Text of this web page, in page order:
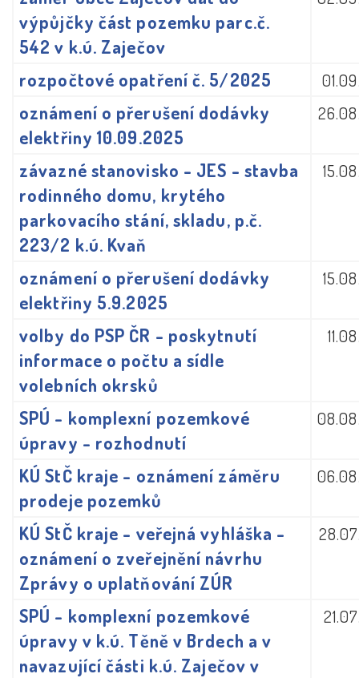
výpůjčky část pozemku parc.č.
542 v k.ú. Zaječov
rozpočtové opatření č. 5/2025
oznámení o přerušení dodávky
elektřiny 10.09.2025
závazné stanovisko - JES - stavba
rodinného domu, krytého
parkovacího stání, skladu, p.č.
223/2 k.ú. Kvaň
oznámení o přerušení dodávky
elektřiny 5.9.2025
volby do PSP ČR - poskytnutí
informace o počtu a sídle
volebních okrsků
SPÚ - komplexní pozemkové
úpravy - rozhodnutí
KÚ StČ kraje - oznámení záměru
prodeje pozemků
KÚ StČ kraje - veřejná vyhláška -
oznámení o zveřejnění návrhu
Zprávy o uplatňování ZÚR
SPÚ - komplexní pozemkové
úpravy v k.ú. Těně v Brdech a v
navazující části k.ú. Zaječov v